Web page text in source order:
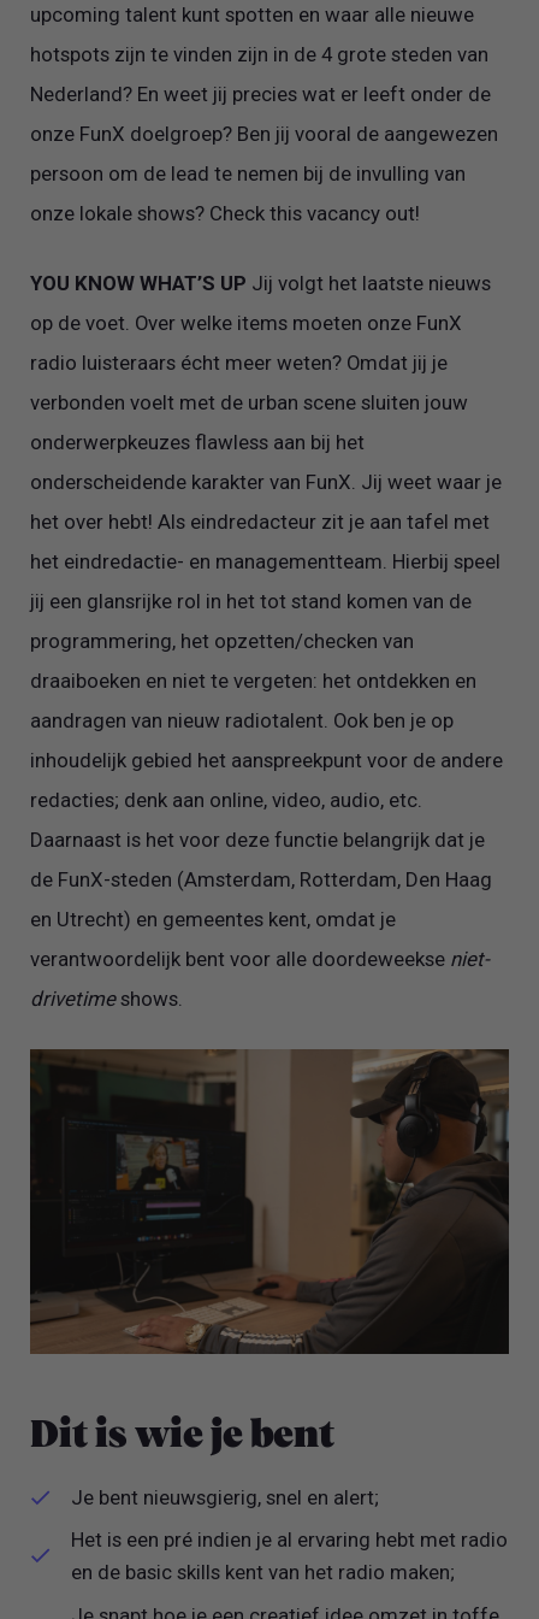
upcoming talent kunt spotten en waar alle nieuwe
hotspots zijn te vinden zijn in de 4 grote steden van
Nederland? En weet jij precies wat er leeft onder de
onze FunX doelgroep? Ben jij vooral de aangewezen
persoon om de lead te nemen bij de invulling van
onze lokale shows? Check this vacancy out!
YOU KNOW WHAT’S UP Jij volgt het laatste nieuws
op de voet. Over welke items moeten onze FunX
radio luisteraars écht meer weten? Omdat jij je
verbonden voelt met de urban scene sluiten jouw
onderwerpkeuzes flawless aan bij het
onderscheidende karakter van FunX. Jij weet waar je
het over hebt! Als eindredacteur zit je aan tafel met
het eindredactie- en managementteam. Hierbij speel
jij een glansrijke rol in het tot stand komen van de
programmering, het opzetten/checken van
draaiboeken en niet te vergeten: het ontdekken en
aandragen van nieuw radiotalent. Ook ben je op
inhoudelijk gebied het aanspreekpunt voor de andere
redacties; denk aan online, video, audio, etc.
Daarnaast is het voor deze functie belangrijk dat je
de FunX-steden (Amsterdam, Rotterdam, Den Haag
en Utrecht) en gemeentes kent, omdat je
verantwoordelijk bent voor alle doordeweekse niet-
drivetimeshows.
Dit is wie je bent
Je bent nieuwsgierig, snel en alert;
Het is een pré indien je al ervaring hebt met radio
en de basic skills kent van het radio maken;